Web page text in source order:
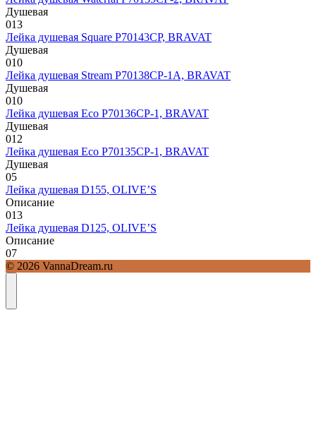
Душевая
013
Лейка душевая Square P70143CP, BRAVAT
Душевая
010
Лейка душевая Stream P70138CP-1A, BRAVAT
Душевая
010
Лейка душевая Eco P70136CP-1, BRAVAT
Душевая
012
Лейка душевая Eco P70135CP-1, BRAVAT
Душевая
05
Лейка душевая D155, OLIVE’S
Описание
013
Лейка душевая D125, OLIVE’S
Описание
07
© 2026 VannaDream.ru